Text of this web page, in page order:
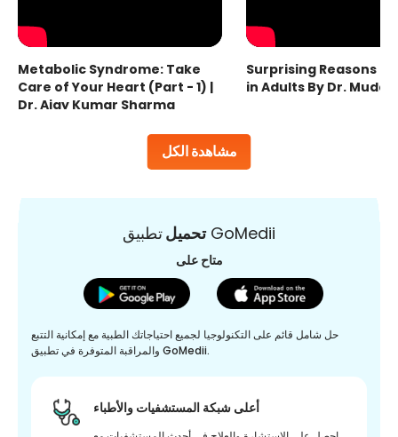
مشاهدة الكل
Metabolic Syndrome: Take
Care of Your Heart (Part - 1) |
Dr. Ajay Kumar Sharma
Surprising Reasons
in Adults By Dr.
تحميلتطبيق GoMedii
متاح على
حل شامل قائم على التكنولوجيا لجميع احتياجاتك الطبية مع إمكانية التتبع
والمراقبة المتوفرة في تطبيق GoMedii.
أعلى شبكة المستشفيات والأطباء